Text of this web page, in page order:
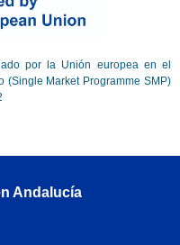
por la Unión europea en el
(Single Market Programme SMP)
Andalucía